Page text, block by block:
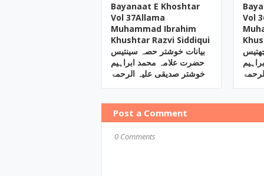
Bayanaat E Khoshtar
Vol 37Allama
Muhammad Ibrahim
Khushtar Razvi Siddiqui
بیانات خوشتر حصہ سینتیس
حضرت علامہ محمد ابراہیم
خوشتر صدیقی علیہ الرحمۃ
Vol
Post a Comment
0 Comments